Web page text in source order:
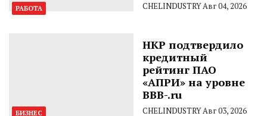
РАБОТА CHELINDUSTRYАвг 04, 2026
БИЗНЕС
НКР подтвердило
кредитный
рейтинг ПАО
«АПРИ» на уровне
BBB-.ru
CHELINDUSTRYАвг 03, 2026